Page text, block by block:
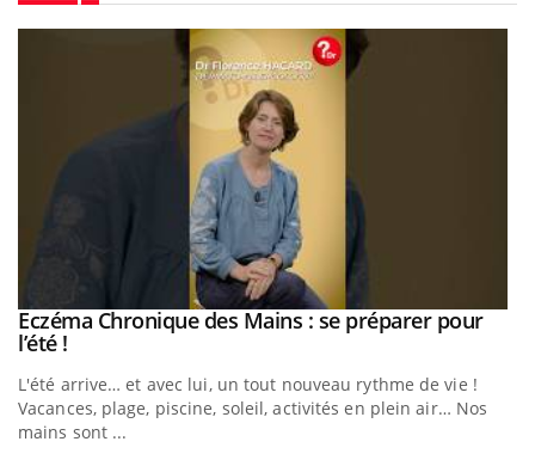
Youtube
Eczéma Chronique des Mains : se préparer pour
l’été !Youtube
L'été arrive… et avec lui, un tout nouveau rythme de vie !
Vacances, plage, piscine, soleil, activités en plein air… Nos
mains sont ...